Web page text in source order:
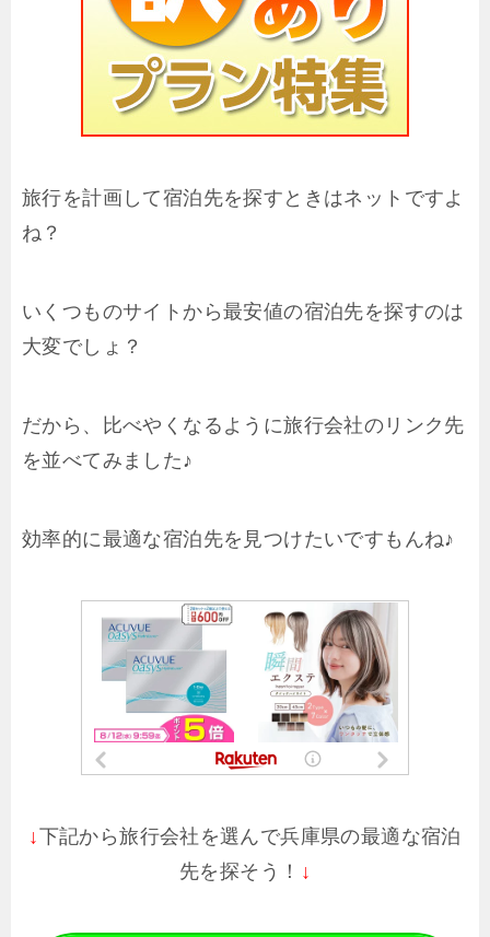
旅行を計画して宿泊先を探すときはネットですよ
ね？
いくつものサイトから最安値の宿泊先を探すのは
大変でしょ？
だから、比べやくなるように旅行会社のリンク先
を並べてみました♪
効率的に最適な宿泊先を見つけたいですもんね♪
↓下記から旅行会社を選んで兵庫県の最適な宿泊
先を探そう！ ↓